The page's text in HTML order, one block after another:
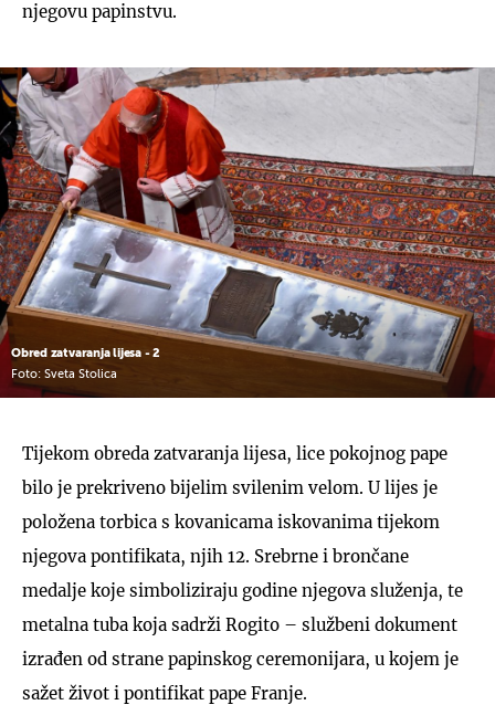
njegovu papinstvu.
Obred zatvaranja lijesa - 2
Foto: Sveta Stolica
Tijekom obreda zatvaranja lijesa, lice pokojnog pape
bilo je prekriveno bijelim svilenim velom. U lijes je
položena torbica s kovanicama iskovanima tijekom
njegova pontifikata, njih 12. Srebrne i brončane
medalje koje simboliziraju godine njegova služenja, te
metalna tuba koja sadrži Rogito – službeni dokument
izrađen od strane papinskog ceremonijara, u kojem je
sažet život i pontifikat pape Franje.